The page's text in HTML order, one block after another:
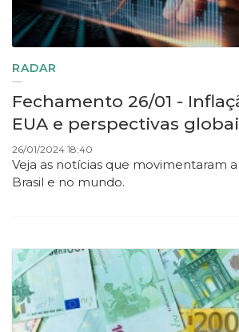
RADAR
Fechamento 26/01 -
EUA e perspectivas
26/01/2024 18:40
Veja as notícias que movimentaram
Brasil e no mundo.